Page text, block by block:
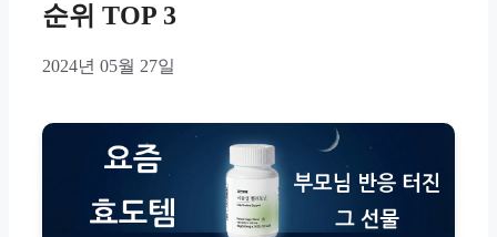
순위 TOP 3
2024년 05월 27일